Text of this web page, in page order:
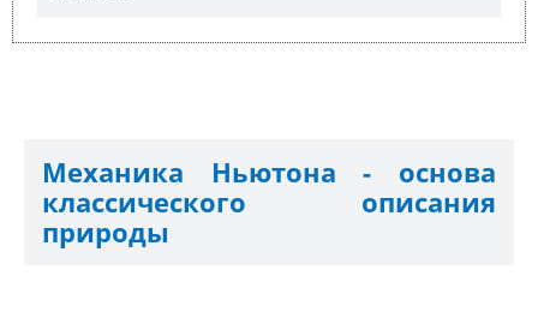
Механика Ньютона - основа
классического описания
природы